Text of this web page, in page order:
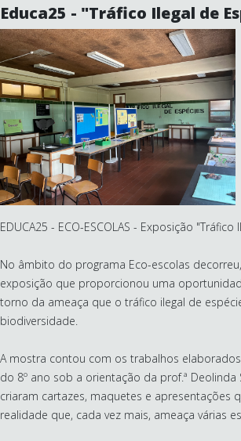
Educa25 - "Tráfico Ilegal de
EDUCA25 - ECO-ESCOLAS - Exposição "Tráfico
No âmbito do programa Eco-escolas
exposição que proporcionou uma
torno da ameaça que o tráfico ilegal de
biodiversidade.
A mostra contou com os trabalhos
do 8º ano sob a orientação da prof.ª Deolinda
criaram cartazes, maquetes e apresentações
realidade que, cada vez mais, ameaça várias